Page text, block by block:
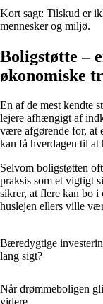
Kort sagt: Tilskud er
mennesker og miljø.
Boligstøtte –
økonomiske
En af de mest kendte
lejere afhængigt af
være afgørende for, at
kan få hverdagen til at
Selvom boligstøtten
praksis som et vigtigt
sikrer, at flere kan bo
huslejen ellers ville
Bæredygtige
lang sigt?
Når drømmeboligen